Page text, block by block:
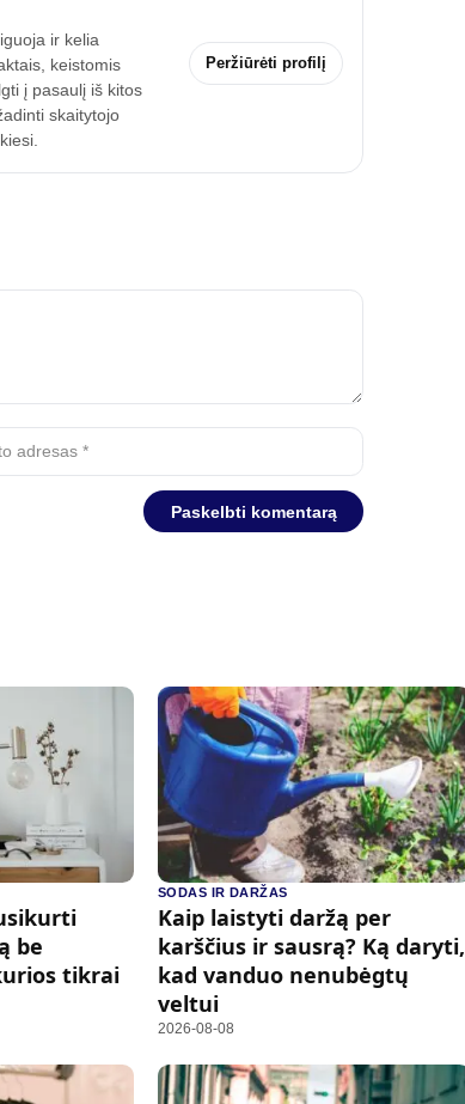
ir kelia
keistomis
į pasaulį iš kitos
skaitytojo
Peržiūrėti profilį
be
tikrai
SODAS IR DARŽAS
Kaip laistyti daržą per
karščius ir sausrą? Ką daryti,
kad vanduo nenubėgtų
veltui
2026-08-08